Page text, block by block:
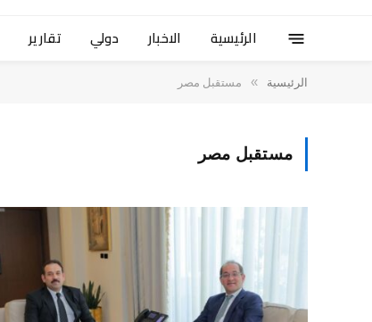
الرئيسية الاخبار دولي تقارير
الرئيسية » مستقبل مصر
مستقبل مصر